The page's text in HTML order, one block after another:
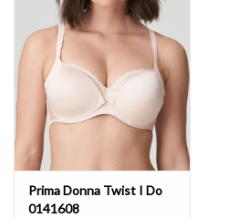
Lingerie-accessoires
Cartes-cadeaux
Prima Donna Twist I Do
0141608